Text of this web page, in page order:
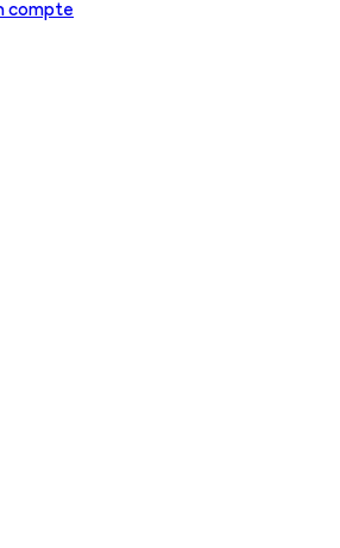
compte